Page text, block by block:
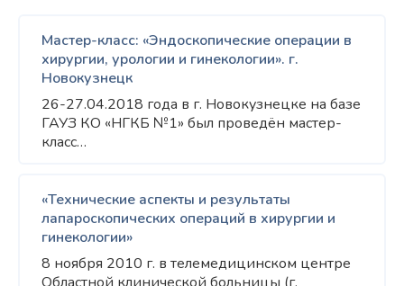
Мастер-класс: «Эндоскопические операции в
хирургии, урологии и гинекологии». г.
Новокузнецк
26-27.04.2018 года в г. Новокузнецке на базе
ГАУЗ КО «НГКБ №1» был проведён мастер-
класс…
«Технические аспекты и результаты
лапароскопических операций в хирургии и
гинекологии»
8 ноября 2010 г. в телемедицинском центре